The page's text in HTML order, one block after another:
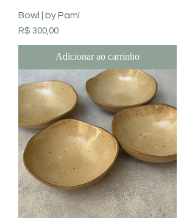
Bowl | by Pamí
Preço
R$ 300,00
Adicionar ao carrinho